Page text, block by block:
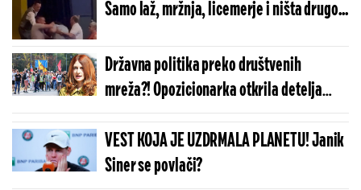
Samo laž, mržnja, licemerje i ništa drugo...
Državna politika preko društvenih
mreža?! Opozicionarka otkrila detelja
komunikacije sa blokaderima (VIDEO)
VEST KOJA JE UZDRMALA PLANETU! Janik
Siner se povlači?